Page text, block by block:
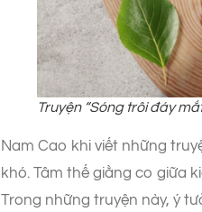
Truyện“Sóng trôi đáy
Nam Cao khi viết những
khó. Tâm thế giằng co giữa
Trong những truyện này, ý